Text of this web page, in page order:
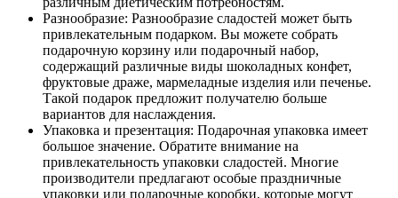
Разнообразие: Разнообразие сладостей может быть
привлекательным подарком. Вы можете собрать
подарочную корзину или подарочный набор,
содержащий различные виды шоколадных конфет,
фруктовые драже, мармеладные изделия или печенье.
Такой подарок предложит получателю больше
вариантов для наслаждения.
Упаковка и презентация: Подарочная упаковка имеет
большое значение. Обратите внимание на
привлекательность упаковки сладостей. Многие
производители предлагают особые праздничные
упаковки или подарочные коробки, которые могут